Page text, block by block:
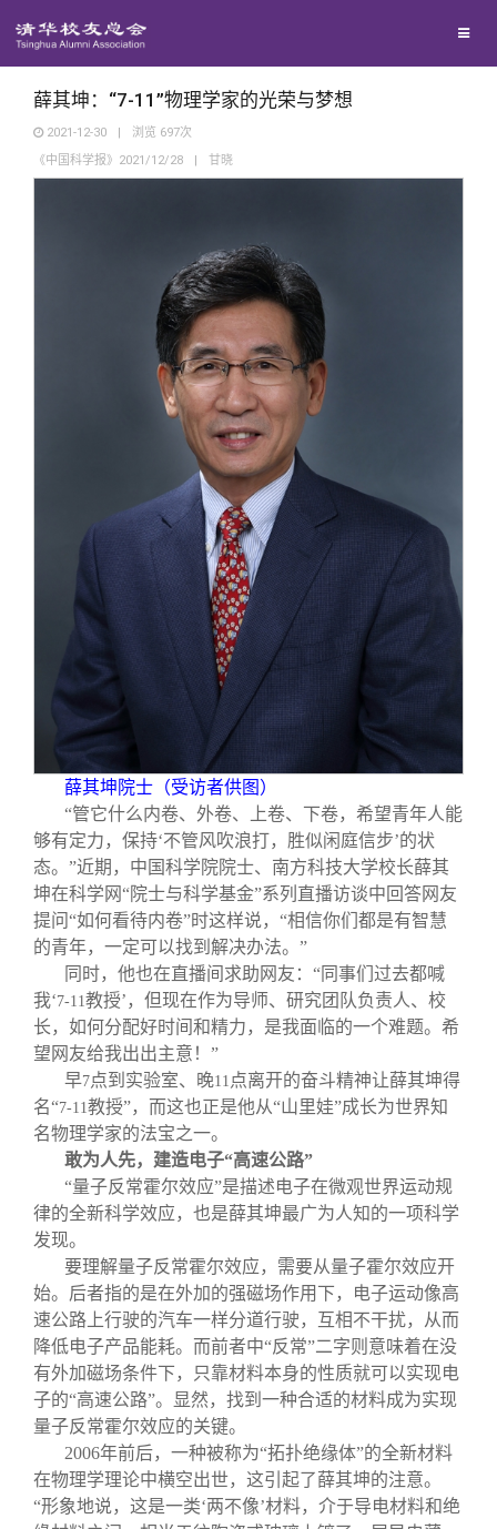
地区联络
年级联络
专业委员会
兴趣群体
西南联大校友会
回馈母校
捐赠项目
捐赠纪事
捐赠方法
义工计划
媒体平台
《水木清华》
我要订阅
新媒体平台
清华人物
清华故事
青春风采
校友文苑
校友讲坛
校友视界
校友服务
终身学习
信息化服务
三创大赛
实用信息
校友总会
总会简介
会长致辞
总会章程
理事会名单
制度法规
联系我们
关闭
薛其坤：“7-11”物理学家的光荣与梦想
2021-12-30 | 浏览 697次
《中国科学报》2021/12/28
| 甘晓
薛其坤院士（受访者供图）
“管它什么内卷、外卷、上卷、下卷，希望青年人能
够有定力，保持‘不管风吹浪打，胜似闲庭信步’的状
态。”近期，中国科学院院士、南方科技大学校长薛其
坤在科学网“院士与科学基金”系列直播访谈中回答网友
提问“如何看待内卷”时这样说，“相信你们都是有智慧
的青年，一定可以找到解决办法。”
同时，他也在直播间求助网友：“同事们过去都喊
我‘7-11教授’，但现在作为导师、研究团队负责人、校
长，如何分配好时间和精力，是我面临的一个难题。希
望网友给我出出主意！”
早7点到实验室、晚11 点离开的奋斗精神让薛其坤得
名“7-11教授”，而这也正是他从“山里娃”成长为世界知
名物理学家的法宝之一。
敢为人先，建造电子“高速公路”
“量子反常霍尔效应”是描述电子在微观世界运动规
律的全新科学效应，也是薛其坤最广为人知的一项科学
发现。
要理解量子反常霍尔效应，需要从量子霍尔效应开
始。后者指的是在外加的强磁场作用下，电子运动像高
速公路上行驶的汽车一样分道行驶，互相不干扰，从而
降低电子产品能耗。而前者中“反常”二字则意味着在没
有外加磁场条件下，只靠材料本身的性质就可以实现电
子的“高速公路”。显然，找到一种合适的材料成为实现
量子反常霍尔效应的关键。
2006年前后，一种被称为“拓扑绝缘体”的全新材料
在物理学理论中横空出世，这引起了薛其坤的注意。
“形象地说，这是一类‘两不像’材料，介于导电材料和绝